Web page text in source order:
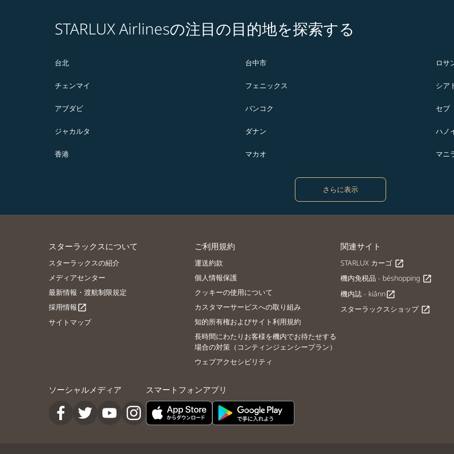
STARLUX Airlinesの注目の目的地を探索する
台北 台中市 ロサ
チェンマイ フェニックス シア
アブダビ バンコク セブ
ジャカルタ ダナン ハノ
香港 マカオ マニ
さらに表示
スターラックスについて
スターラックスの紹介
メディアセンター
最新情報・渡航制限規定
採用情報open_in_new
サイトマップ
ご利用規約
運送約款
個人情報保護
クッキーの使用について
カスタマーサービスへの取り組み
知的所有権およびサイト利用規約
長時間にわたりお客様を機内でお待たせする
場合の対策（コンティンジェンシープラン）
ウェブアクセシビリティ
関連サイト
STARLUX カーゴ open_in_new
機内免税品 - béshopping open_in_new
機内誌 - kiânnopen_in_new
スターラックスショップ open_in_new
ソーシャルメディア スマートフォンアプリ